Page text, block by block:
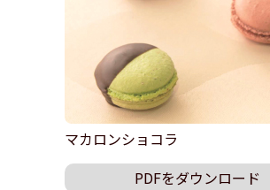
マカロンショコラ
PDFをダウンロード